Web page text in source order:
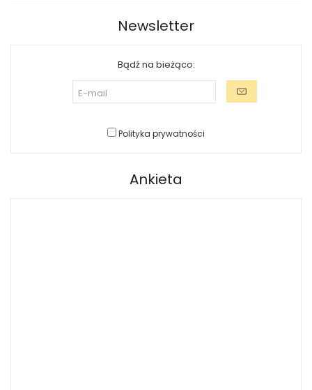
Newsletter
Bądź na bieżąco:
Polityka prywatności
Ankieta